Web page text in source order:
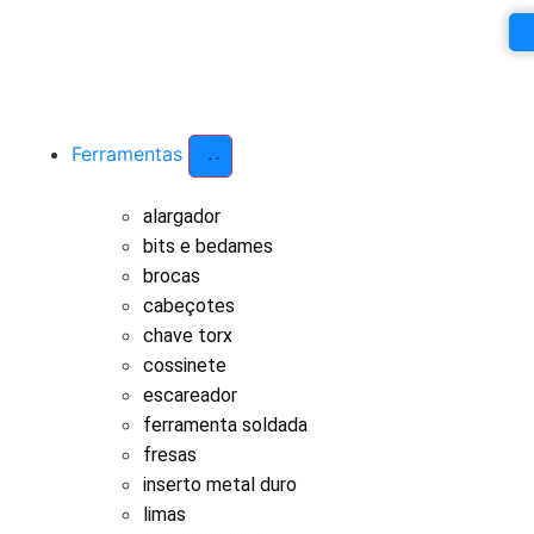
Ferramentas
alargador
bits e bedames
brocas
cabeçotes
chave torx
cossinete
escareador
ferramenta soldada
fresas
inserto metal duro
limas